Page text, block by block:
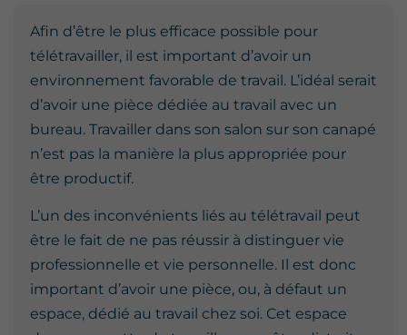
Afin d’être le plus efficace possible pour
télétravailler, il est important d’avoir un
environnement favorable de travail. L’idéal serait
d’avoir une pièce dédiée au travail avec un
bureau. Travailler dans son salon sur son canapé
n’est pas la manière la plus appropriée pour
être productif.
L’un des inconvénients liés au télétravail peut
être le fait de ne pas réussir à distinguer vie
professionnelle et vie personnelle. Il est donc
important d’avoir une pièce, ou, à défaut un
espace, dédié au travail chez soi. Cet espace